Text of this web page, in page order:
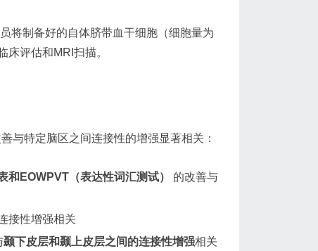
将制备好的自体脐带血干细胞（细胞量为
床评估和MRI扫描。
与特定脑区之间连接性的增强显著相关：
EOWPVT（表达性词汇测试）
的改善与
接性增强相关
颞下皮层和颞上皮层之间的连接性增强相关